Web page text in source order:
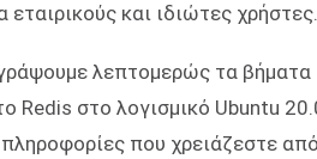
και ιδιώτες χρήστες.
λεπτομερώς τα
Redis στο λογισμικό Ubuntu
που χρειάζεστε